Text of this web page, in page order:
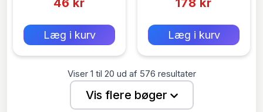
Læg i kurv Læg i kurv
Viser 1 til 20 ud af 576 resultater
Vis flere bøger